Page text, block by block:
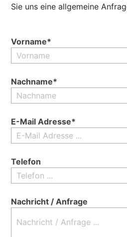
Sie uns eine allgemeine
Vorname*
Nachname*
E-Mail Adresse*
Telefon
Nachricht / Anfrage